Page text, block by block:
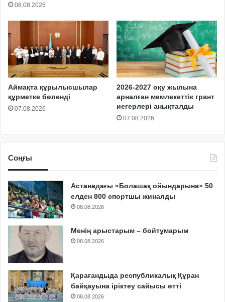
08.08.2026
Аймақта құрылысшылар
құрметке бөленді
07.08.2026
2026-2027 оқу жылына
арналған мемлекеттік грант
иегерлері анықталды
07.08.2026
Соңғы
Астанадағы «Болашақ ойындарына» 50
елден 800 спортшы жиналды
08.08.2026
Менің арыстарым – бойтұмарым
08.08.2026
Қарағандыда республикалық Құран
байқауына іріктеу сайысы өтті
08.08.2026